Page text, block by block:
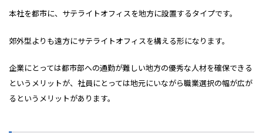
本社を都市に、サテライトオフィスを地方に設置するタイプです。
郊外型よりも遠方にサテライトオフィスを構える形になります。
企業にとっては都市部への通勤が難しい地方の優秀な人材を確保できる
というメリットが、社員にとっては地元にいながら職業選択の幅が広が
るというメリットがあります。